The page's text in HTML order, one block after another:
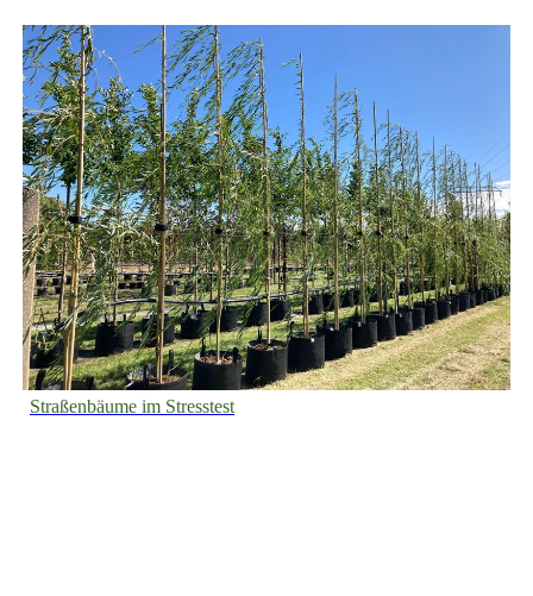
Straßenbäume im Stresstest